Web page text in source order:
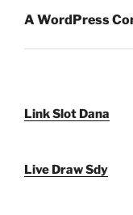
A WordPress
Link Slot Dana
Live Draw Sdy